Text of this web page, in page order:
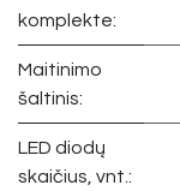
komplekte:
Maitinimo
šaltinis:
LED diodų
skaičius, vnt.: